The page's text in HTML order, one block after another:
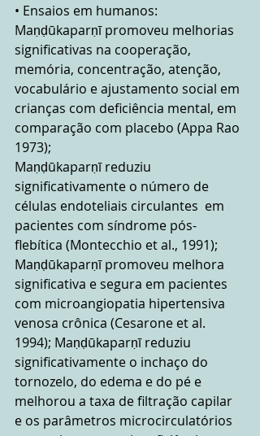
• Ensaios em humanos:
Maṇḍūkaparṇī promoveu melhorias
significativas na cooperação,
memória, concentração, atenção,
vocabulário e ajustamento social em
crianças com deficiência mental, em
comparação com placebo (Appa Rao
1973);
Maṇḍūkaparṇī reduziu
significativamente o número de
células endoteliais circulantes  em
pacientes com síndrome pós-
flebítica (Montecchio et al., 1991);
Maṇḍūkaparṇī promoveu melhora
significativa e segura em pacientes
com microangiopatia hipertensiva
venosa crônica (Cesarone et al.
1994); Maṇḍūkaparṇī reduziu
significativamente o inchaço do
tornozelo, do edema e do pé e
melhorou a taxa de filtração capilar
e os parâmetros microcirculatórios